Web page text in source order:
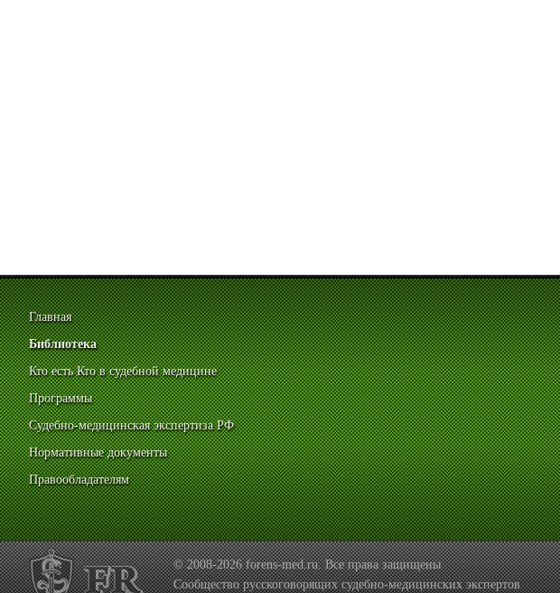
Главная
Библиотека
Кто есть Кто в судебной медицине
Программы
Судебно-медицинская экспертиза РФ
Нормативные документы
Правообладателям
© 2008-2026 forens-med.ru. Все права защищены
Сообщество русскоговорящих судебно-медицинских экспертов